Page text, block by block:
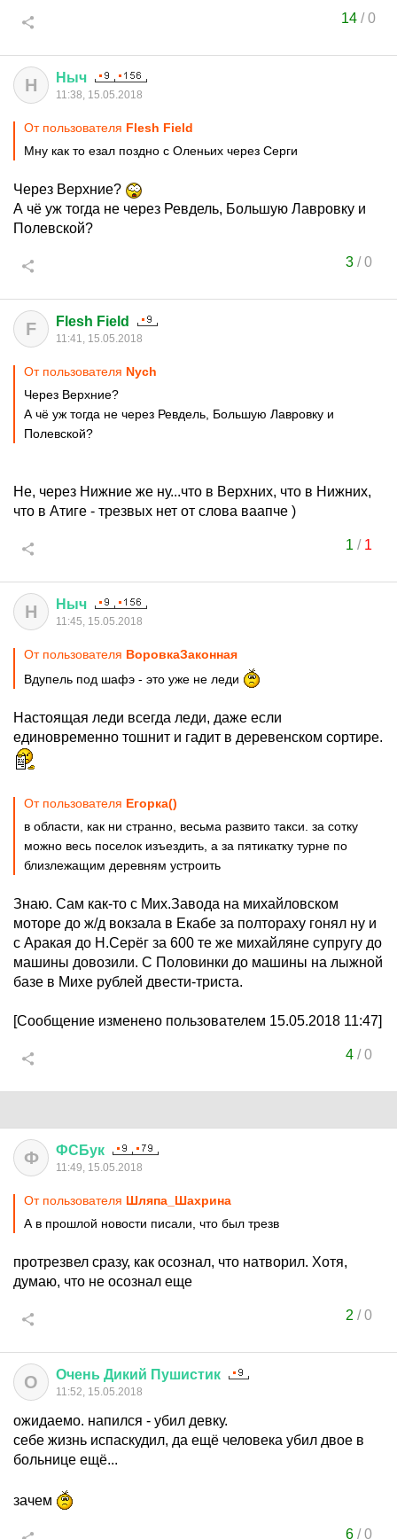
14 /0
Н Ныч
11:38, 15.05.2018
От пользователя Flesh Field
Мну как то езал поздно с Оленьих через Серги
Через Верхние?
А чё уж тогда не через Ревдель, Большую Лавровку и
Полевской?
3/0
F Flesh Field
11:41, 15.05.2018
От пользователя Nych
Через Верхние?
А чё уж тогда не через Ревдель, Большую Лавровку и
Полевской?
Не, через Нижние же ну...что в Верхних, что в Нижних,
что в Атиге - трезвых нет от слова ваапче )
1 / 1
Н Ныч
11:45, 15.05.2018
От пользователя ВоровкаЗаконная
Вдупель под шафэ - это уже не леди
Настоящая леди всегда леди, даже если
единовременно тошнит и гадит в деревенском сортире.
От пользователя Егорка()
в области, как ни странно, весьма развито такси. за сотку
можно весь поселок изъездить, а за пятикатку турне по
близлежащим деревням устроить
Знаю. Сам как-то с Мих.Завода на михайловском
моторе до ж/д вокзала в Екабе за полтораху гонял ну и
с Аракая до Н.Серёг за 600 те же михайляне супругу до
машины довозили. С Половинки до машины на лыжной
базе в Михе рублей двести-триста.
[Сообщение изменено пользователем 15.05.2018 11:47]
4/0
Ф ФСБук
11:49, 15.05.2018
От пользователя Шляпа_Шахрина
А в прошлой новости писали, что был трезв
протрезвел сразу, как осознал, что натворил. Хотя,
думаю, что не осознал еще
2 /0
О Очень Дикий Пушистик
11:52, 15.05.2018
ожидаемо. напился - убил девку.
себе жизнь испаскудил, да ещё человека убил двое в
больнице ещё...
зачем
6/0